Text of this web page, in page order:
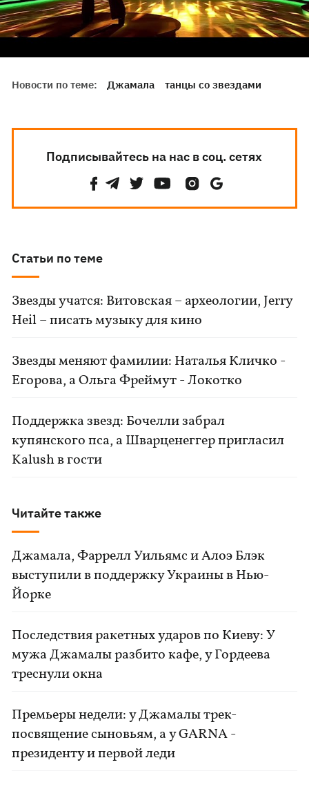
Новости по теме: Джамала танцы со звездами
Подписывайтесь на нас в соц. сетях
Статьи по теме
Звезды учатся: Витовская – археологии, Jerry
Heil – писать музыку для кино
Звезды меняют фамилии: Наталья Кличко -
Егорова, а Ольга Фреймут - Локотко
Поддержка звезд: Бочелли забрал
купянского пса, а Шварценеггер пригласил
Kalush в гости
Читайте также
Джамала, Фаррелл Уильямс и Алоэ Блэк
выступили в поддержку Украины в Нью-
Йорке
Последствия ракетных ударов по Киеву: У
мужа Джамалы разбито кафе, у Гордеева
треснули окна
Премьеры недели: у Джамалы трек-
посвящение сыновьям, а у GARNA -
президенту и первой леди